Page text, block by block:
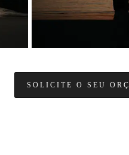
SOLICITE O SEU